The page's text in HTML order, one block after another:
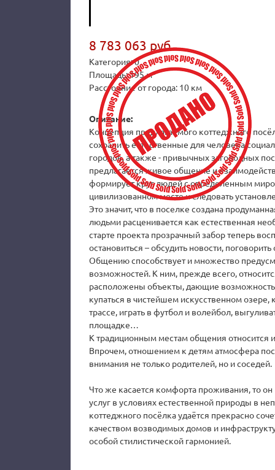
8 783 063 руб.
Категория: 0
Площадь: 195 м²
Расстояние от города: 10 км
Описание:
Концепция предлагаемого коттеджного
сохранить естественные для человека
городов, а также - привычных загородных
предлагается живое общение и
формирует круг людей с определенным
цивилизованном месте и следовать
Это значит, что в поселке создана
людьми расценивается как естественная
старте проекта прозрачный забор теперь
остановиться – обсудить новости,
Общению способствует и множество
возможностей. К ним, прежде всего,
расположены объекты, дающие возможность
купаться в чистейшем искусственном озере,
трассе, играть в футбол и волейбол,
площадке…
К традиционным местам общения относится
Впрочем, отношением к детям атмосфера
внимания не только родителей, но и соседей.
Что же касается комфорта проживания, то
услуг в условиях естественной природы в
коттеджного посёлка удаётся прекрасно
качеством возводимых домов и
особой стилистической гармонией.